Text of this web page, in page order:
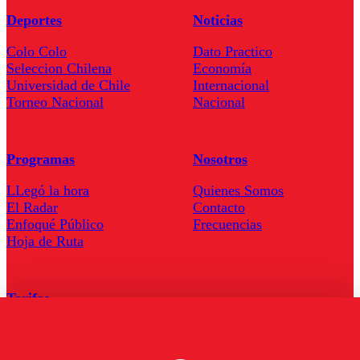
Deportes
Colo Colo
Seleccion Chilena
Universidad de Chile
Torneo Nacional
Noticias
Dato Practico
Economía
Internacional
Nacional
Programas
LLegó la hora
El Radar
Enfoqué Público
Hoja de Ruta
Nosotros
Quienes Somos
Contacto
Frecuencias
Tarifas